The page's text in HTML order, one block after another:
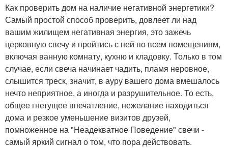
Как проверить дом на наличие негативной энергетики?
Самый простой способ проверить, довлеет ли над
вашим жилищем негативная энергия, это зажечь
церковную свечу и пройтись с ней по всем помещениям,
включая ванную комнату, кухню и кладовку. Только в том
случае, если свеча начинает чадить, пламя неровное,
слышится треск, значит, в ауру вашего дома вмешалось
нечто неприятное, а иногда и разрушительное. То есть,
общее гнетущее впечатление, нежелание находиться
дома и резкое уменьшение визитов друзей,
помноженное на "Неадекватное Поведение" свечи -
самый яркий сигнал о том, что пора действовать.